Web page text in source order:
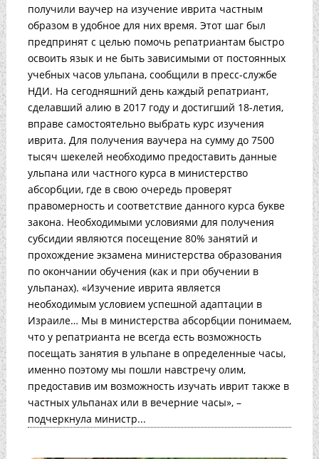
получили ваучер на изучение иврита частным
образом в удобное для них время. Этот шаг был
предпринят с целью помочь репатриантам быстро
освоить язык и не быть зависимыми от постоянных
учебных часов ульпана, сообщили в пресс-службе
НДИ. На сегодняшний день каждый репатриант,
сделавший алию в 2017 году и достигший 18-летия,
вправе самостоятельно выбрать курс изучения
иврита. Для получения ваучера на сумму до 7500
тысяч шекелей необходимо предоставить данные
ульпана или частного курса в министерство
абсорбции, где в свою очередь проверят
правомерность и соответствие данного курса букве
закона. Необходимыми условиями для получения
субсидии являются посещение 80% занятий и
прохождение экзамена министерства образования
по окончании обучения (как и при обучении в
ульпанах). «Изучение иврита является
необходимым условием успешной адаптации в
Израиле… Мы в министерства абсорбции понимаем,
что у репатрианта не всегда есть возможность
посещать занятия в ульпане в определенные часы,
именно поэтому мы пошли навстречу олим,
предоставив им возможность изучать иврит также в
частных ульпанах или в вечерние часы», –
подчеркнула министр...